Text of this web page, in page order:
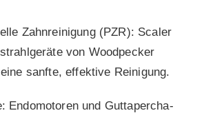
Zahnreinigung (PZR): Scaler
von Woodpecker
sanfte, effektive Reinigung.
Endomotoren und Guttapercha-